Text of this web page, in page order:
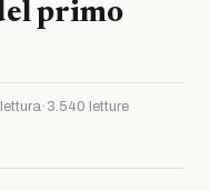
primo
· 3.540 letture